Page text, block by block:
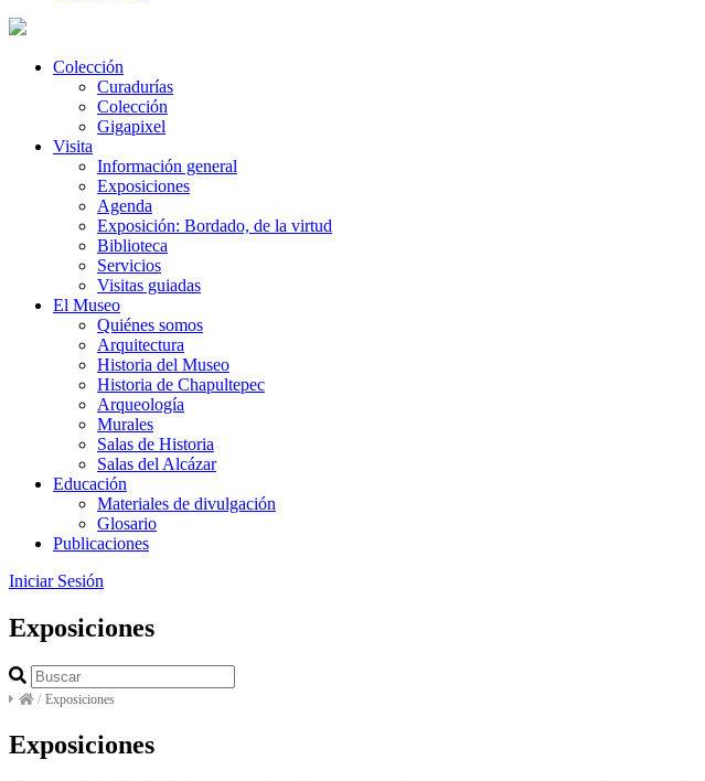
Colección
Curadurías
Colección
Gigapixel
Visita
Información general
Exposiciones
Agenda
Exposición: Bordado, de la virtud
Biblioteca
Servicios
Visitas guiadas
El Museo
Quiénes somos
Arquitectura
Historia del Museo
Historia de Chapultepec
Arqueología
Murales
Salas de Historia
Salas del Alcázar
Educación
Materiales de divulgación
Glosario
Publicaciones
Iniciar Sesión
Exposiciones
/ Exposiciones
Exposiciones